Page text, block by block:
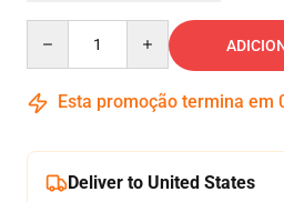
Esta promoção termina em
Deliver to United States